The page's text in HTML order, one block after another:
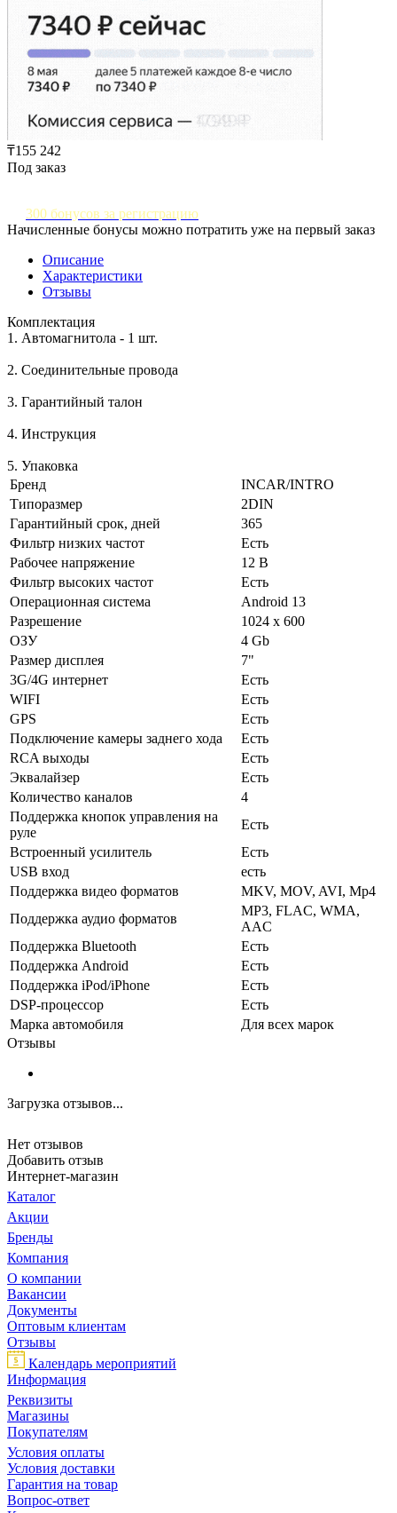
₸155 242
Под заказ
300 бонусов за регистрацию
Начисленные бонусы можно потратить уже на первый заказ
Описание
Характеристики
Отзывы
Комплектация
1. Автомагнитола - 1 шт.
2. Соединительные провода
3. Гарантийный талон
4. Инструкция
5. Упаковка
Бренд
INCAR/INTRO
Типоразмер
2DIN
Гарантийный срок, дней
365
Фильтр низких частот
Есть
Рабочее напряжение
12 B
Фильтр высоких частот
Есть
Операционная система
Android 13
Разрешение
1024 x 600
ОЗУ
4 Gb
Размер дисплея
7"
3G/4G интернет
Есть
WIFI
Есть
GPS
Есть
Подключение камеры заднего хода
Есть
RCA выходы
Есть
Эквалайзер
Есть
Количество каналов
4
Поддержка кнопок управления на
руле
Есть
Встроенный усилитель
Есть
USB вход
есть
Поддержка видео форматов
MKV, MOV, AVI, Mp4
Поддержка аудио форматов
MP3, FLAC, WMA,
AAC
Поддержка Bluetooth
Есть
Поддержка Android
Есть
Поддержка iPod/iPhone
Есть
DSP-процессор
Есть
Марка автомобиля
Для всех марок
Отзывы
Загрузка отзывов...
Нет отзывов
Добавить отзыв
Интернет-магазин
Каталог
Акции
Бренды
Компания
О компании
Вакансии
Документы
Оптовым клиентам
Отзывы
Календарь мероприятий
Информация
Реквизиты
Магазины
Покупателям
Условия оплаты
Условия доставки
Гарантия на товар
Вопрос-ответ